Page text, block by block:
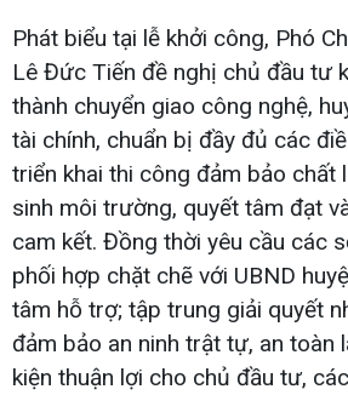
Phát biểu tại lễ khởi công, Phó
Lê Đức Tiến đề nghị chủ đầu tư
thành chuyển giao công nghệ,
tài chính, chuẩn bị đầy đủ các
triển khai thi công đảm bảo chất
sinh môi trường, quyết tâm đạt
cam kết. Đồng thời yêu cầu các
phối hợp chặt chẽ với UBND
tâm hỗ trợ; tập trung giải quyết
đảm bảo an ninh trật tự, an toàn
kiện thuận lợi cho chủ đầu tư,